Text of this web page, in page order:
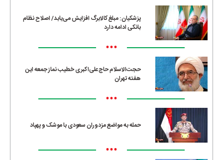
پزشکیان: مبلغ کالابرگ افزایش می‌یابد/ اصلاح نظام
بانکی ادامه دارد
•••
حجت‌الاسلام حاج‌علی‌اکبری خطیب نماز جمعه این
هفته تهران
•••
حمله به مواضع مزدوران سعودی با موشک و پهپاد
•••